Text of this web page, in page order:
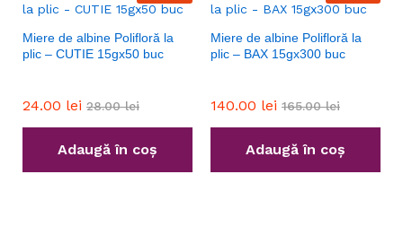
Miere de albine Polifloră la
plic – CUTIE 15gx50 buc
24.00 lei 28.00lei
Adaugă în coș
Miere de albine Polifloră la
plic – BAX 15gx300 buc
140.00 lei 165.00lei
Adaugă în coș